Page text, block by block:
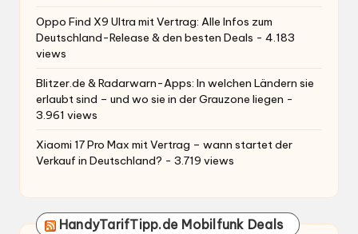
Oppo Find X9 Ultra mit Vertrag: Alle Infos zum
Deutschland-Release & den besten Deals - 4.183
views
Blitzer.de & Radarwarn-Apps: In welchen Ländern sie
erlaubt sind – und wo sie in der Grauzone liegen -
3.961 views
Xiaomi 17 Pro Max mit Vertrag – wann startet der
Verkauf in Deutschland? - 3.719 views
HandyTarifTipp.de Mobilfunk Deals